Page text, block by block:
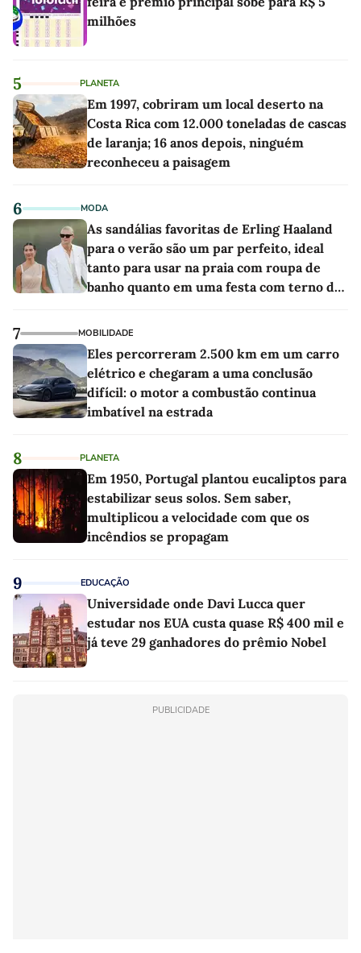
milhões
5 PLANETA
Em 1997, cobriram um local deserto na
Costa Rica com 12.000 toneladas de cascas
de laranja; 16 anos depois, ninguém
reconheceu a paisagem
6 MODA
As sandálias favoritas de Erling Haaland
para o verão são um par perfeito, ideal
tanto para usar na praia com roupa de
banho quanto em uma festa com terno de
7 MOBILIDADE
Eles percorreram 2.500 km em um carro
elétrico e chegaram a uma conclusão
difícil: o motor a combustão continua
imbatível na estrada
8 PLANETA
Em 1950, Portugal plantou eucaliptos para
estabilizar seus solos. Sem saber,
multiplicou a velocidade com que os
incêndios se propagam
9 EDUCAÇÃO
Universidade onde Davi Lucca quer
estudar nos EUA custa quase R$ 400 mil e
já teve 29 ganhadores do prêmio Nobel
PUBLICIDADE